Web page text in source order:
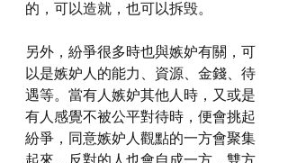
的，可以造就，也可以拆毁。
另外，紛爭很多時也與嫉妒有關，可
以是嫉妒人的能力、資源、金錢、待
遇等。當有人嫉妒其他人時，又或是
有人感覺不被公平對待時，便會挑起
紛爭，同意嫉妒人觀點的一方會聚集
起來，反對的人也會自成一方，雙方